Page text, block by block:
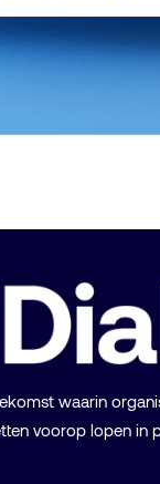
waarin
voorop lopen in